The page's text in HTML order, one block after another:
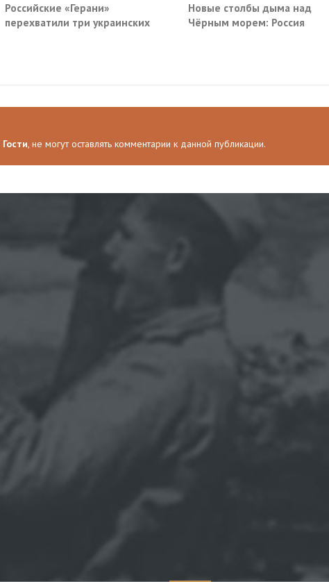
Российские «Герани»
перехватили три украинских
Новые столбы дыма над
Чёрным морем: Россия
Гости, не могут оставлять комментарии к данной публикации.